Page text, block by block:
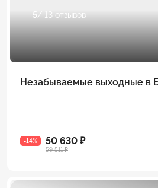
5/ 13 отзывов
Незабываемые выходные в
-14% 50 630 ₽
59 511 ₽